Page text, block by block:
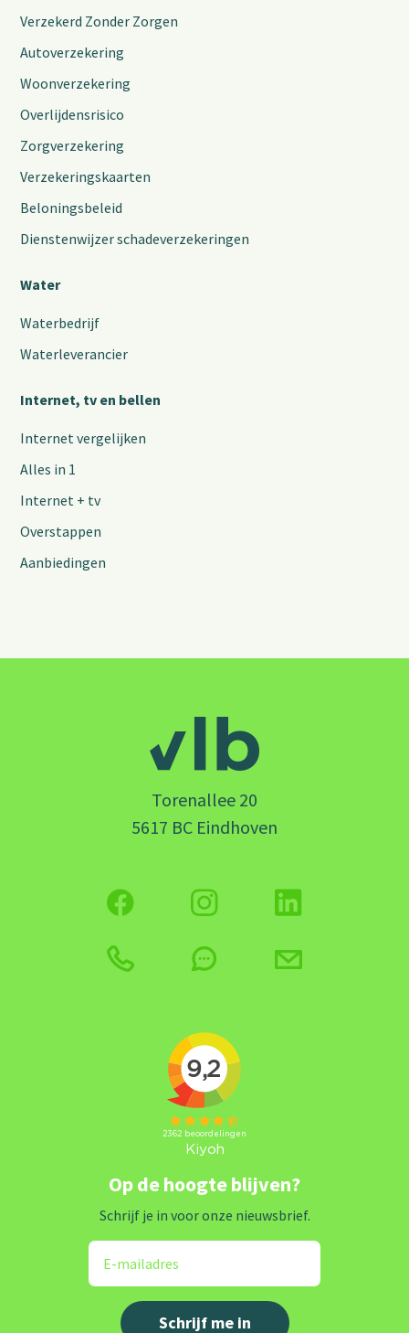
Verzekerd Zonder Zorgen
Autoverzekering
Woonverzekering
Overlijdensrisico
Zorgverzekering
Verzekeringskaarten
Beloningsbeleid
Dienstenwijzer schadeverzekeringen
Water
Waterbedrijf
Waterleverancier
Internet, tv en bellen
Internet vergelijken
Alles in 1
Internet + tv
Overstappen
Aanbiedingen
Torenallee 20
5617 BC Eindhoven
Op de hoogte blijven?
Schrijf je in voor onze nieuwsbrief.